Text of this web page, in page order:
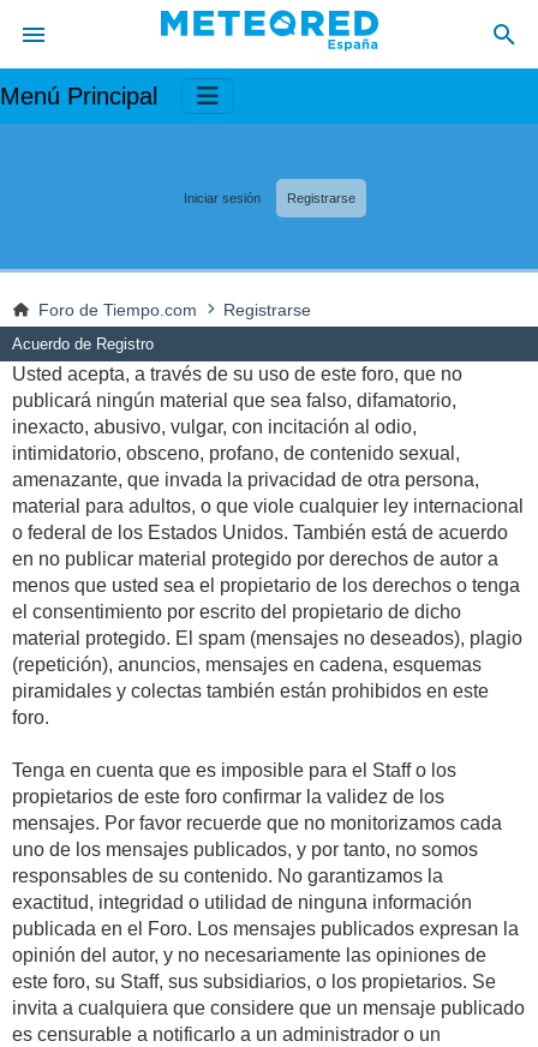
Menú Principal
Iniciar sesión Registrarse
Foro de Tiempo.com Registrarse
Acuerdo de Registro
Usted acepta, a través de su uso de este foro, que no
publicará ningún material que sea falso, difamatorio,
inexacto, abusivo, vulgar, con incitación al odio,
intimidatorio, obsceno, profano, de contenido sexual,
amenazante, que invada la privacidad de otra persona,
material para adultos, o que viole cualquier ley internacional
o federal de los Estados Unidos. También está de acuerdo
en no publicar material protegido por derechos de autor a
menos que usted sea el propietario de los derechos o tenga
el consentimiento por escrito del propietario de dicho
material protegido. El spam (mensajes no deseados), plagio
(repetición), anuncios, mensajes en cadena, esquemas
piramidales y colectas también están prohibidos en este
foro.
Tenga en cuenta que es imposible para el Staff o los
propietarios de este foro confirmar la validez de los
mensajes. Por favor recuerde que no monitorizamos cada
uno de los mensajes publicados, y por tanto, no somos
responsables de su contenido. No garantizamos la
exactitud, integridad o utilidad de ninguna información
publicada en el Foro. Los mensajes publicados expresan la
opinión del autor, y no necesariamente las opiniones de
este foro, su Staff, sus subsidiarios, o los propietarios. Se
invita a cualquiera que considere que un mensaje publicado
es censurable a notificarlo a un administrador o un